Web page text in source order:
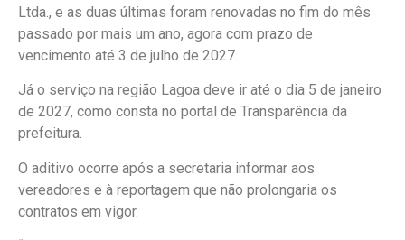
Ltda., e as duas últimas foram renovadas no fim do mês
passado por mais um ano, agora com prazo de
vencimento até 3 de julho de 2027.
Já o serviço na região Lagoa deve ir até o dia 5 de janeiro
de 2027, como consta no portal de Transparência da
prefeitura.
O aditivo ocorre após a secretaria informar aos
vereadores e à reportagem que não prolongaria os
contratos em vigor.